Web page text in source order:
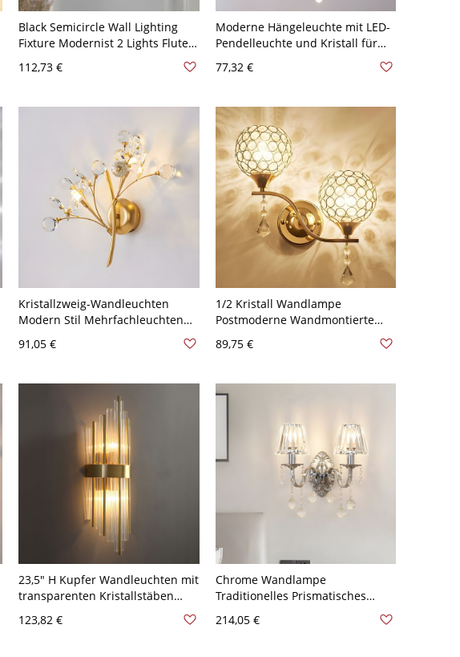
Black Semicircle Wall Lighting
Fixture Modernist 2 Lights Fluted
Room - Schwarz 110V-120V
112,73 €
Moderne Hängeleuchte mit LED-
Pendelleuchte und Kristall für
Weißlicht
77,32 €
Kristallzweig-Wandleuchten
Modern Stil Mehrfachleuchten
120V
91,05 €
1/2 Kristall Wandlampe
Postmoderne Wandmontierte
Leuchte für Schlafzimmer - 110V-
120V Golden 2
89,75 €
23,5" H Kupfer Wandleuchten mit
transparenten Kristallstäben
Wohnzimmer LED Wandlampe -
123,82 €
Chrome Wandlampe
Traditionelles Prismatisches
Nachttisch
214,05 €